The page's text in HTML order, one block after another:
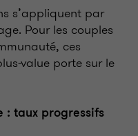
s’appliquent par
Pour les couples
ces
value porte sur le
: taux progressifs